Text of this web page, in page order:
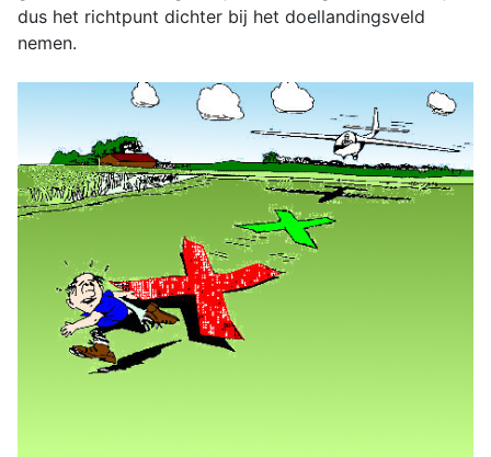
dus het richtpunt dichter bij het doellandingsveld
nemen.